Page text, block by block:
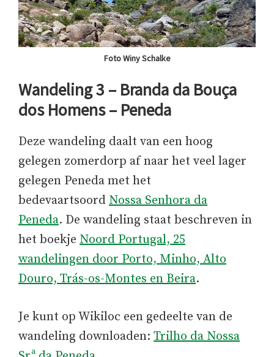
Foto Winy Schalke
Wandeling 3 – Branda da Bouça
dos Homens – Peneda
Deze wandeling daalt van een hoog
gelegen zomerdorp af naar het veel lager
gelegen Peneda met het
bedevaartsoord Nossa Senhora da
Peneda. De wandeling staat beschreven in
het boekje Noord Portugal, 25
wandelingen door Porto, Minho, Alto
Douro, Trás-os-Montes en Beira.
Je kunt op Wikiloc een gedeelte van de
wandeling downloaden: Trilho da Nossa